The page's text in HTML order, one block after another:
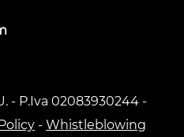
- P.Iva 02083930244 -
- Whistleblowing